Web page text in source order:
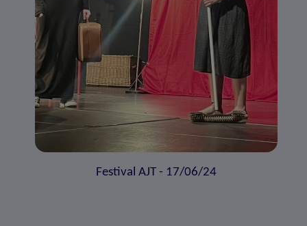
Festival AJT - 17/06/24